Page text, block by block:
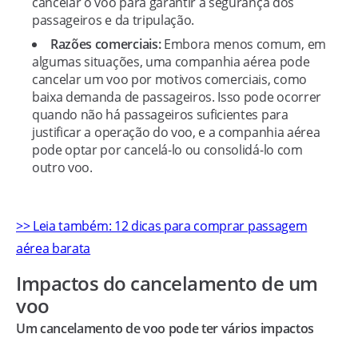
passageiros e da tripulação.
Razões comerciais:Embora menos comum, em
algumas situações, uma companhia aérea pode
cancelar um voo por motivos comerciais, como
baixa demanda de passageiros. Isso pode ocorrer
quando não há passageiros suficientes para
justificar a operação do voo, e a companhia aérea
pode optar por cancelá-lo ou consolidá-lo com
outro voo.
>> Leia também: 12 dicas para comprar passagem
aérea barata
Impactos do cancelamento de um
voo
Um cancelamento de voo pode ter vários impactos